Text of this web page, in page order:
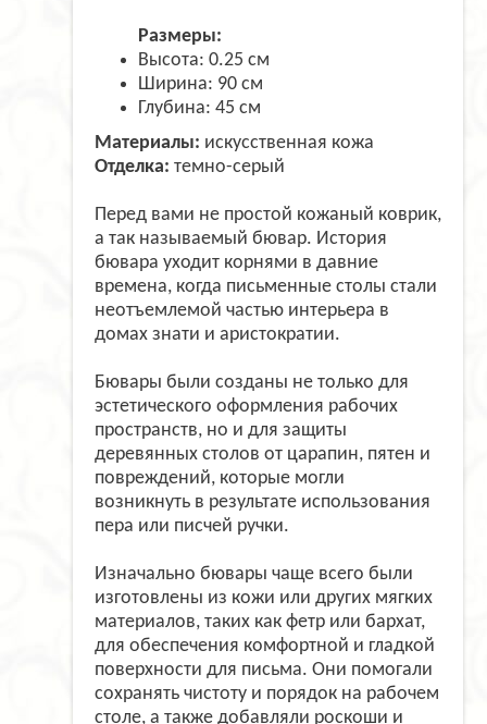
Размеры:
Высота: 0.25 см
Ширина: 90 см
Глубина: 45 см
Материалы: искусственная кожа
Отделка: темно-серый
Перед вами не простой кожаный коврик,
а так называемый бювар. История
бювара уходит корнями в давние
времена, когда письменные столы стали
неотъемлемой частью интерьера в
домах знати и аристократии.
Бювары были созданы не только для
эстетического оформления рабочих
пространств, но и для защиты
деревянных столов от царапин, пятен и
повреждений, которые могли
возникнуть в результате использования
пера или писчей ручки.
Изначально бювары чаще всего были
изготовлены из кожи или других мягких
материалов, таких как фетр или бархат,
для обеспечения комфортной и гладкой
поверхности для письма. Они помогали
сохранять чистоту и порядок на рабочем
столе, а также добавляли роскоши и